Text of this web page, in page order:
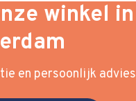
winkel in
en persoonlijk advies